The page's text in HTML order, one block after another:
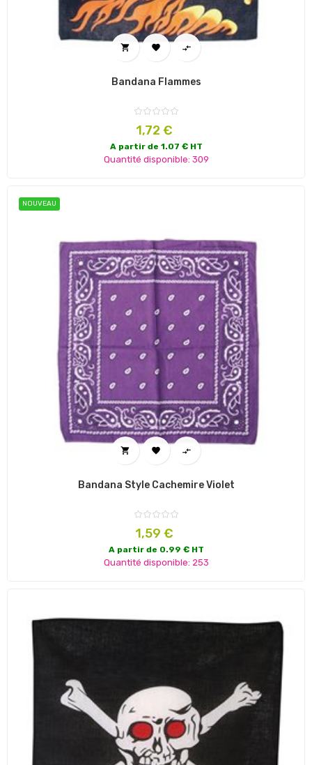
  
Bandana Flammes
Prix
1,72 €
A partir de 1.07 € HT
Quantité disponible: 309
NOUVEAU
  
Bandana Style Cachemire Violet
Prix
1,59 €
A partir de 0.99 € HT
Quantité disponible: 253